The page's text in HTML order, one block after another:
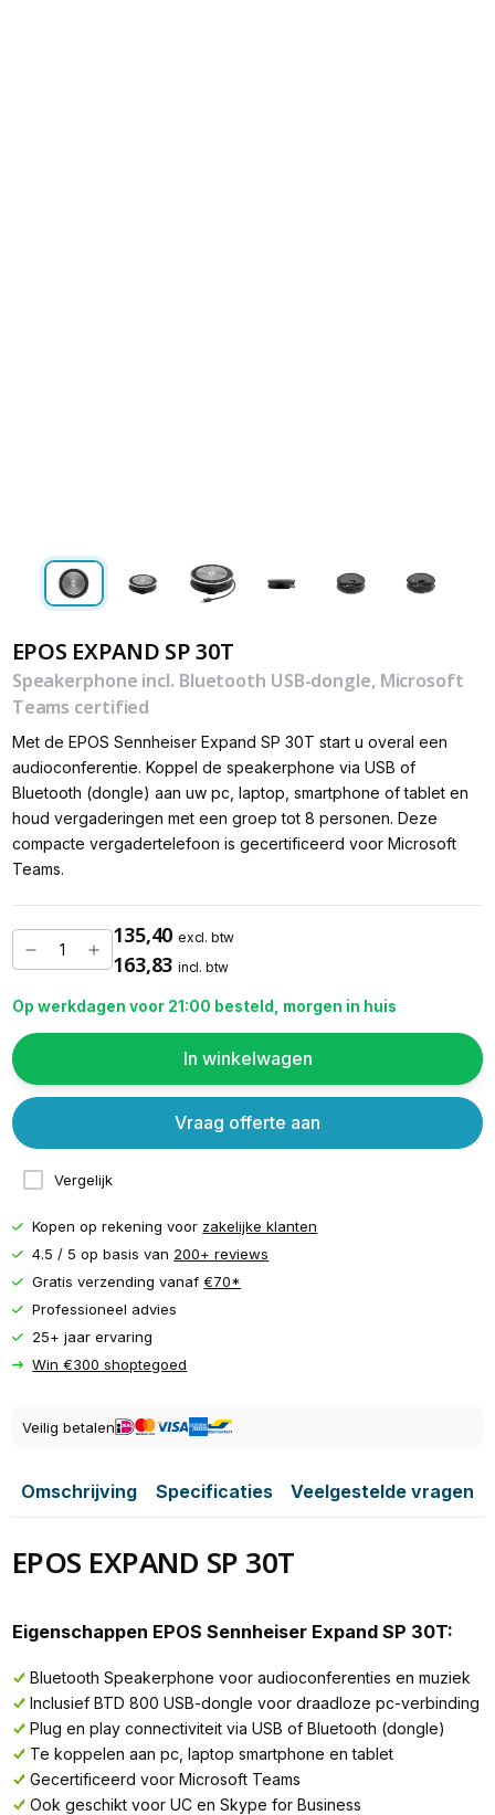
EPOS EXPAND SP 30T
Speakerphone incl. Bluetooth USB-dongle, Microsoft
Teams certified
Met de EPOS Sennheiser Expand SP 30T start u overal een
audioconferentie. Koppel de speakerphone via USB of
Bluetooth (dongle) aan uw pc, laptop, smartphone of tablet en
houd vergaderingen met een groep tot 8 personen. Deze
compacte vergadertelefoon is gecertificeerd voor Microsoft
Teams.
135,40 excl. btw
163,83 incl. btw
Op werkdagen voor 21:00 besteld, morgen in huis
In winkelwagen
Vergelijk
Vraag offerte aan
Kopen op rekening voor zakelijke klanten
4.5 / 5 op basis van 200+ reviews
Gratis verzending vanaf€70*
Professioneel advies
25+ jaar ervaring
Win €300 shoptegoed
Veilig betalen
Omschrijving Specificaties Veelgestelde vragen
EPOS EXPAND SP 30T
Eigenschappen EPOS Sennheiser Expand SP 30T:
Bluetooth Speakerphone voor audioconferenties en muziek
Inclusief BTD 800 USB-dongle voor draadloze pc-verbinding
Plug en play connectiviteit via USB of Bluetooth (dongle)
Te koppelen aan pc, laptop smartphone en tablet
Gecertificeerd voor Microsoft Teams
Ook geschikt voor UC en Skype for Business